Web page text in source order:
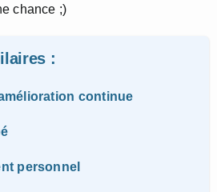
chance ;)
:
continue
personnel